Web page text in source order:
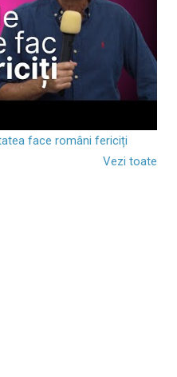
face români fericiți
Vezi toate